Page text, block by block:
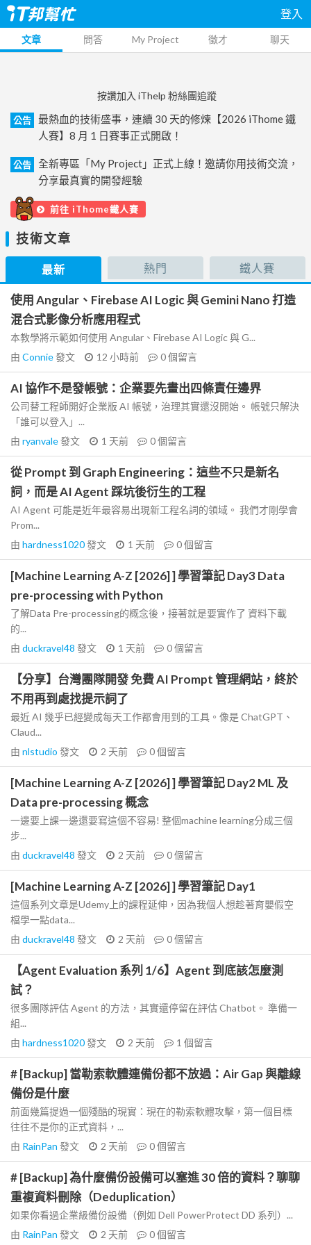
登入
文章 問答 My Project 徵才 聊天
按讚加入 iThelp 粉絲團追蹤
公告
最熱血的技術盛事，連續 30 天的修煉【2026 iThome 鐵
人賽】8 月 1 日賽事正式開啟！
公告
全新專區「My Project」正式上線！邀請你用技術交流，
分享最真實的開發經驗
前往 iThome鐵人賽
技術文章
最新 熱門 鐵人賽
使用 Angular、Firebase AI Logic 與 Gemini Nano 打造
混合式影像分析應用程式
本教學將示範如何使用 Angular、Firebase AI Logic 與 G...
由 Connie發文 12 小時前 0個留言
AI 協作不是發帳號：企業要先畫出四條責任邊界
公司替工程師開好企業版 AI 帳號，治理其實還沒開始。 帳號只解決
「誰可以登入」...
由 ryanvale發文 1 天前 0個留言
從 Prompt 到 Graph Engineering：這些不只是新名
詞，而是 AI Agent 踩坑後衍生的工程
AI Agent 可能是近年最容易出現新工程名詞的領域。 我們才剛學會
Prom...
由 hardness1020發文 1 天前 0個留言
[Machine Learning A-Z [2026] ] 學習筆記 Day3 Data
pre-processing with Python
了解Data Pre-processing的概念後，接著就是要實作了 資料下載
的...
由 duckravel48 發文 1 天前 0個留言
【分享】台灣團隊開發 免費 AI Prompt 管理網站，終於
不用再到處找提示詞了
最近 AI 幾乎已經變成每天工作都會用到的工具。像是 ChatGPT、
Claud...
由 nlstudio 發文 2 天前 0個留言
[Machine Learning A-Z [2026] ] 學習筆記 Day2 ML 及
Data pre-processing 概念
一邊要上課一邊還要寫這個不容易! 整個machine learning分成三個
步...
由 duckravel48 發文 2 天前 0個留言
[Machine Learning A-Z [2026] ] 學習筆記 Day1
這個系列文章是Udemy上的課程延伸，因為我個人想趁著育嬰假空
檔學一點data...
由 duckravel48 發文 2 天前 0個留言
【Agent Evaluation 系列 1/6】Agent 到底該怎麼測
試？
很多團隊評估 Agent 的方法，其實還停留在評估 Chatbot。 準備一
組...
由 hardness1020發文 2 天前 1 個留言
# [Backup] 當勒索軟體連備份都不放過：Air Gap 與離線
備份是什麼
前面幾篇提過一個殘酷的現實：現在的勒索軟體攻擊，第一個目標
往往不是你的正式資料，...
由 RainPan 發文 2 天前 0個留言
# [Backup] 為什麼備份設備可以塞進 30 倍的資料？聊聊
重複資料刪除（Deduplication）
如果你看過企業級備份設備（例如 Dell PowerProtect DD 系列）...
由 RainPan 發文 2 天前 0個留言